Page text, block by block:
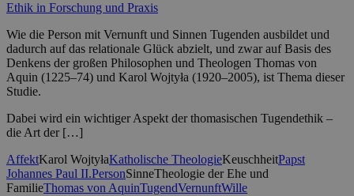
Ethik in Forschung und Praxis
Wie die Person mit Vernunft und Sinnen Tugenden ausbildet und
dadurch auf das relationale Glück abzielt, und zwar auf Basis des
Denkens der großen Philosophen und Theologen Thomas von
Aquin (1225–74) und Karol Wojtyła (1920–2005), ist Thema dieser
Studie.
Dabei wird ein wichtiger Aspekt der thomasischen Tugendethik –
die Art der […]
AffektKarol WojtyłaKatholische TheologieKeuschheitPapst
Johannes Paul II.PersonSinneTheologie der Ehe und
FamilieThomas von AquinTugendVernunftWille